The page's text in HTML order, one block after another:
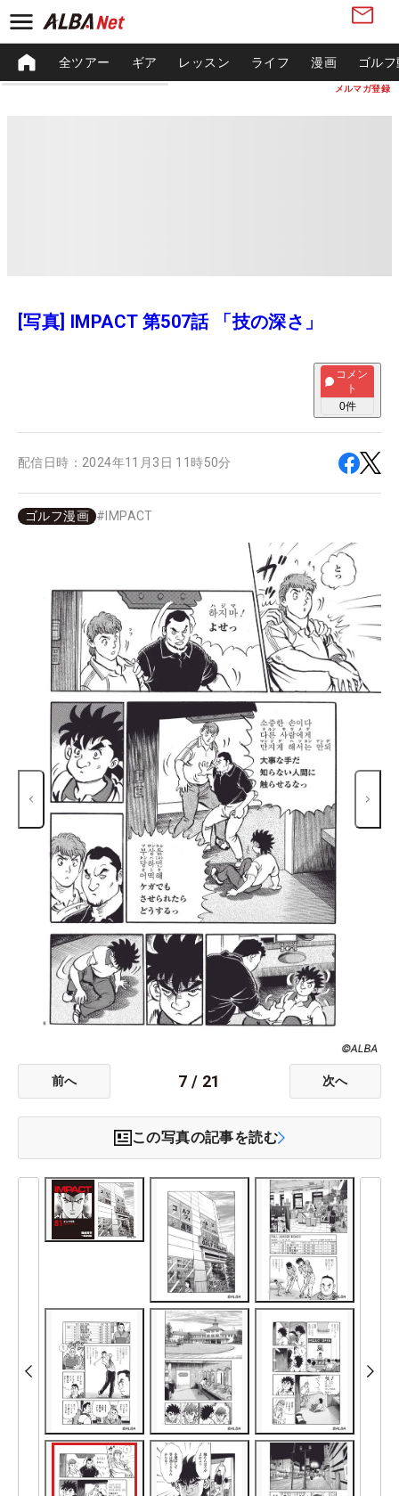
メルマガ登録
全ツアー ギア レッスン ライフ 漫画 ゴル
[写真] IMPACT 第507話 「技の深さ」
コメン
ト
0件
配信日時： 2024年11月3日 11時50分
ゴルフ漫画 # IMPACT
前へ 7 / 21 次へ
この写真の記事を読む